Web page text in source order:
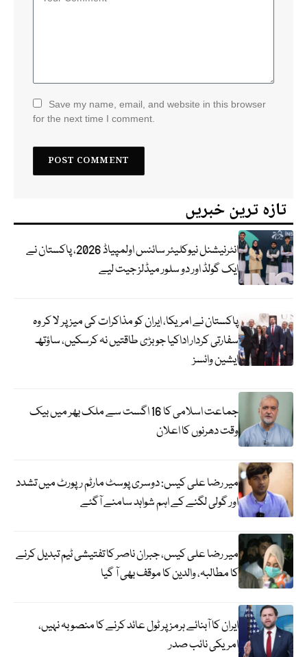
Save my name, email, and website in this browser
for the next time I comment.
تازہ ترین خبریں
انٹرنیشنل نیوکلیئر سائنس اولمپیاڈ 2026، پاکستان نے
ایک گولڈ اور دو سلور میڈلز جیت لیے
پاکستان نے امریکا، ایران کو مذاکرات کی میز پر لا کر وہ
سفارتی کردار اداکیا جو بڑی طاقتیں نہ کرسکیں، ساؤتھ
ایشین وائسز
جماعت اسلامی کا 16 اگست سے ملک بھر میں بیک
وقت دھرنوں کا اعلان
میر رضا علی کیس: دوسری پوسٹ مارٹم رپورٹ میں تشدد
اور گولی لگنے کے اہم شواہد سامنے آگئے
میر رضا علی کیس، جبران ناصر کا تفتیشی ٹیم تبدیل کرنے
کا مطالبہ، والدین کا موقف بھی آ گیا
ایران کا آبنائے ہرمز پر ٹول عائد کرنے کا منصوبہ نہیں،
امریکی نائب صدر